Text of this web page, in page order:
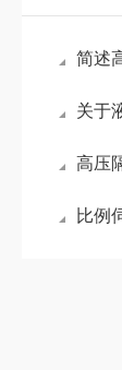
简述
关于
高压隔膜泵
比例伺